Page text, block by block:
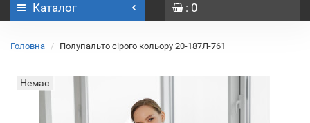
Каталог : 0
Головна Пoлупальто сірого кольору 20-187Л-761
Немає